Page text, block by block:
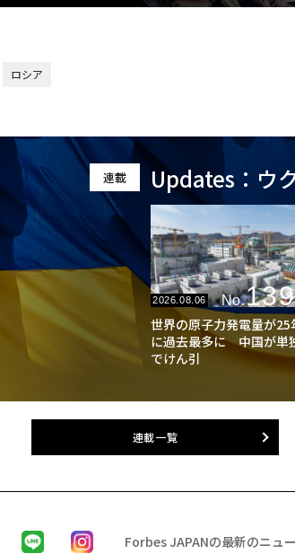
ロシア
連載 Updates：ウ
2026.08.06 No.
世界の原子力発電量が25
に過去最多に 中国が単
でけん引
連載一覧
Forbes JAPANの最新のニュ